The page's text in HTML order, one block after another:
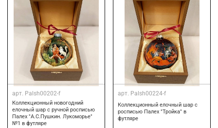
арт. Palsh00202-f
Коллекционный новогодний
елочный шар с ручной росписью
Палех "А.С.Пушкин. Лукоморье"
№1 в футляре
арт. Palsh00224-f
Коллекционный елочный шар с
росписью Палех "Тройка" в
футляре